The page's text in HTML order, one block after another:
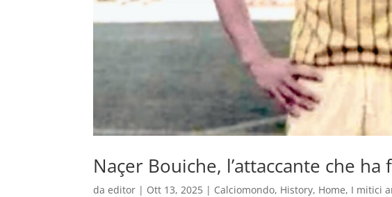
Naçer Bouiche, l’attaccante che ha
daeditor | Ott 13, 2025 | Calciomondo, History, Home, I mitici